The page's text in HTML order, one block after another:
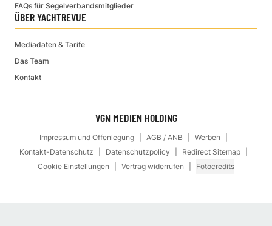
FAQs für Segelverbandsmitglieder
ÜBER YACHTREVUE
Mediadaten & Tarife
Das Team
Kontakt
VGN MEDIEN HOLDING
Impressum und Offenlegung AGB / ANB
Werben
Kontakt-Datenschutz
Datenschutzpolicy
Redirect Sitemap
Cookie Einstellungen
Vertrag widerrufen Fotocredits